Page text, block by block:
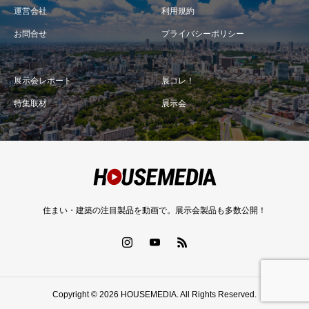
運営会社 利用規約
お問合せ プライバシーポリシー
展示会レポート 展コレ！
特集取材 展示会
住まい・建築の注目製品を動画で。展示会製品も多数公開！
Copyright © 2026 HOUSEMEDIA. All Rights Reserved.